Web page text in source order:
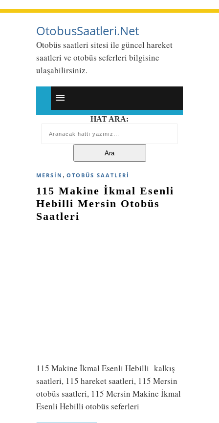
OtobusSaatleri.Net
Otobüs saatleri sitesi ile güncel hareket
saatleri ve otobüs seferleri bilgisine
ulaşabilirsiniz.
HAT ARA:
MERSIN , OTOBÜS SAATLERI
115 Makine İkmal Esenli
Hebilli Mersin Otobüs
Saatleri
115 Makine İkmal Esenli Hebilli kalkış
saatleri, 115 hareket saatleri, 115 Mersin
otobüs saatleri, 115 Mersin Makine İkmal
Esenli Hebilli otobüs seferleri